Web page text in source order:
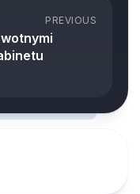
PREVIOUS